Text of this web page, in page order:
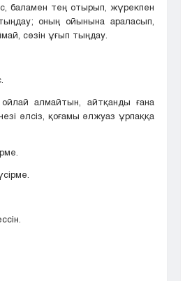
баламен тең отырып, жүрекпен
оның ойынына араласып,
сөзін ұғып тыңдау.
алмайтын, айтқанды ғана
әлсіз, қоғамы әлжуаз ұрпаққа